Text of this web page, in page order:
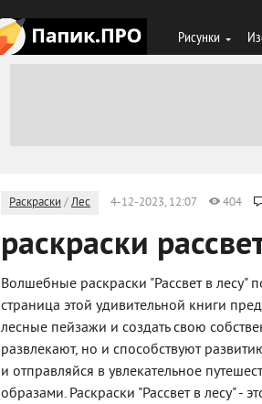
Рисунки
Раскраски /Лес 4-12-2023, 12:07 404
раскраски
Волшебные раскраски "Рассвет в
страница этой удивительной книги
лесные пейзажи и создать свою
развлекают, но и способствуют
и отправляйся в увлекательное
образами. Раскраски "Рассвет в лесу" -